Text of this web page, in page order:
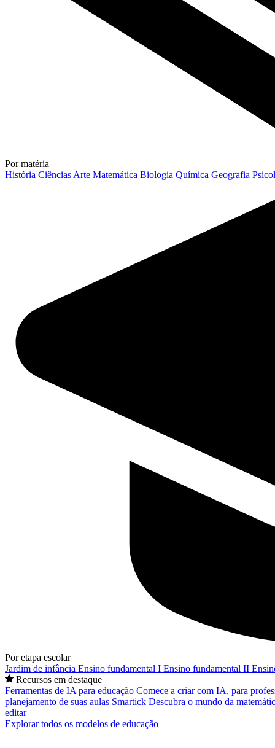
Por matéria
História Ciências Arte Matemática Biologia Química Geografia
Por etapa escolar
Jardim de infância Ensino fundamental I Ensino fundamental II
Recursos em destaque
Ferramentas de IA para educação Comece a criar com IA, para
planejamento de suas aulas Smartick Descubra o mundo da
editar
Explorar todos os modelos de educação